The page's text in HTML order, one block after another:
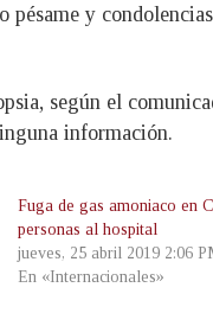
pésame y
según el
información.
Fuga de gas amoniaco en
personas al hospital
jueves, 25 abril 2019 2:06
En «Internacionales»